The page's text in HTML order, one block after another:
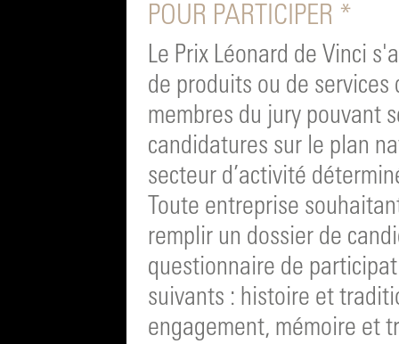
POUR PARTICIPER *
Le Prix Léonard de Vinci
de produits ou de
membres du jury pouvant
candidatures sur le plan
secteur d’activité
Toute entreprise
remplir un dossier de
questionnaire de
suivants : histoire et
engagement, mémoire et